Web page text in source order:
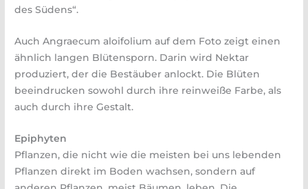
des Südens“.
Auch Angraecum aloifolium auf dem Foto zeigt einen
ähnlich langen Blütensporn. Darin wird Nektar
produziert, der die Bestäuber anlockt. Die Blüten
beeindrucken sowohl durch ihre reinweiße Farbe, als
auch durch ihre Gestalt.
Epiphyten
Pflanzen, die nicht wie die meisten bei uns lebenden
Pflanzen direkt im Boden wachsen, sondern auf